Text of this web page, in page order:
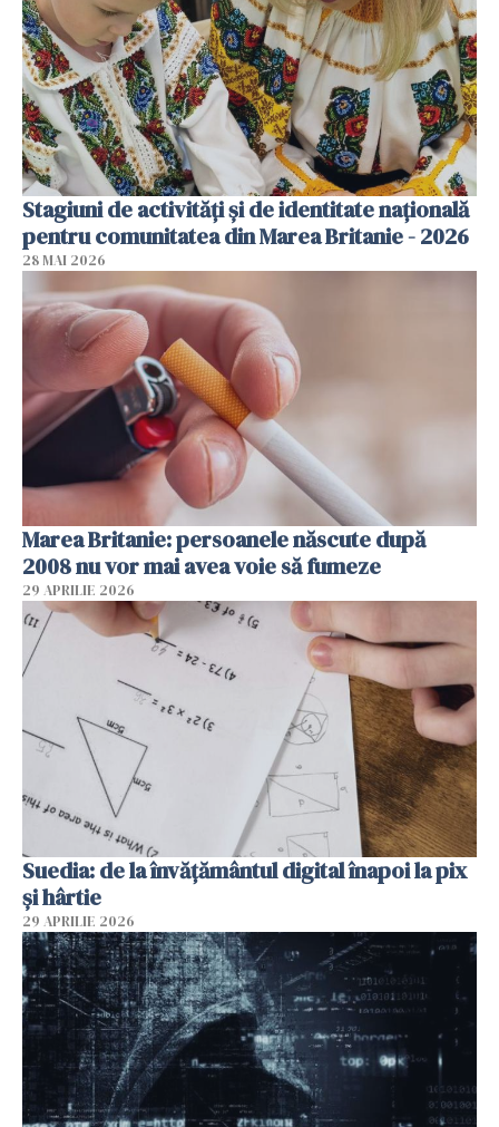
Stagiuni de activități și de identitate națională
pentru comunitatea din Marea Britanie - 2026
28 MAI 2026
Marea Britanie: persoanele născute după
2008 nu vor mai avea voie să fumeze
29 APRILIE 2026
Suedia: de la învățământul digital înapoi la pix
și hârtie
29 APRILIE 2026